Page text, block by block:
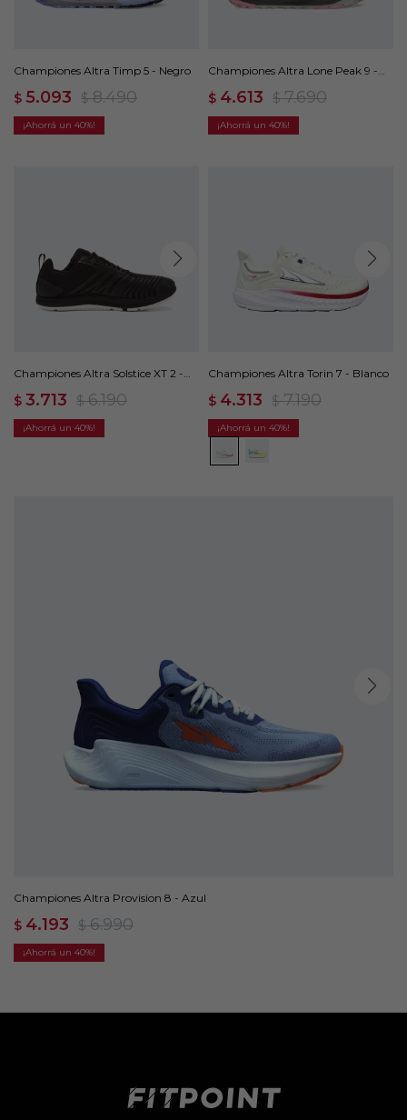
Championes Altra Timp 5 - Negro
$ 5.093 $ 8.490
40
Championes Altra Lone Peak 9 -
$ 4.613 $ 7.690
40
Championes Altra Solstice XT 2 -
$ 3.713 $ 6.190
40
Championes Altra Torin 7 - Blanco
$ 4.313 $ 7.190
40
Championes Altra Provision 8 - Azul
$ 4.193 $ 6.990
40